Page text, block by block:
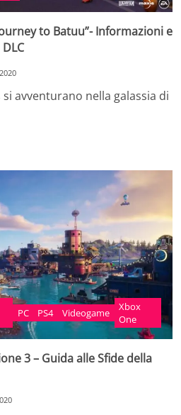
to Batuu”- Informazioni e
avventurano nella galassia di
PC PS4 Videogame
Xbox
One
3 – Guida alle Sfide della